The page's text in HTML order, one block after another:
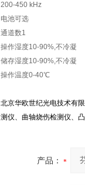
200-450 kHz
电池可选
通道数1
操作湿度10-90%,不冷凝
储存湿度10-90%,不冷凝
操作温度0-40℃
北京华欧世纪光电技术有
测仪、曲轴烧伤检测仪、
产品：